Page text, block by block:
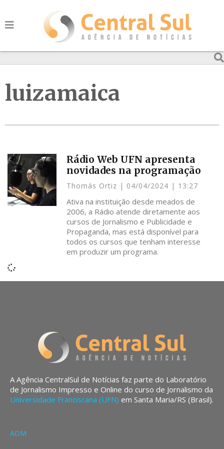
luizamaica
Rádio Web UFN apresenta
novidades na programação
Thomás Ortiz 04/04/2024 13:27
Ativa na instituição desde meados de
2006, a Rádio atende diretamente aos
cursos de Jornalismo e Publicidade e
Propaganda, mas está disponível para
todos os cursos que tenham interesse
em produzir um programa.
A Agência CentralSul de Notícias faz parte do Laboratório
de Jornalismo Impresso e Online do curso de Jornalismo da
Universidade Franciscana (UFN) em Santa Maria/RS (Brasil).
ADM